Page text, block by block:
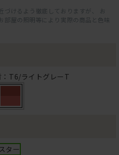
づけるよう徹底しておりますが、 お
部屋の照明等により実際の商品と色味
T6/ライトグレーT
ター